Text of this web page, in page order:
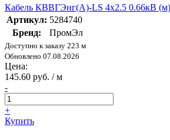
Кабель КВВГЭнг(А)-LS 4х2.5 0.66кВ
Артикул: 5284740
Бренд:
ПромЭл
Доступно к заказу 223 м
Обновлено 07.08.2026
Цена:
145.60 руб. / м
-
+
Купить